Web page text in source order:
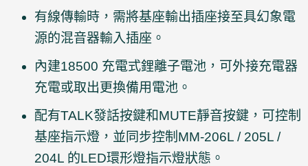
有線傳輸時，需將基座輸出插座接至具幻象電
源的混音器輸入插座。
內建18500 充電式鋰離子電池，可外接充電器
充電或取出更換備用電池。
配有TALK發話按鍵和MUTE靜音按鍵，可控制
基座指示燈，並同步控制MM-206L / 205L /
204L 的LED環形燈指示燈狀態。